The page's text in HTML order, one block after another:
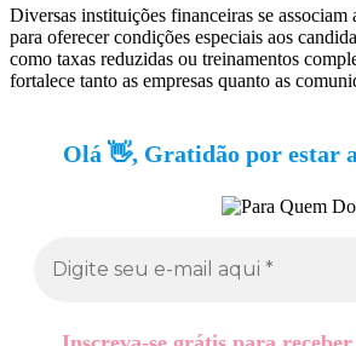
Diversas instituições financeiras se associam
para oferecer condições especiais aos
como taxas reduzidas ou treinamentos
fortalece tanto as empresas quanto as
Olá 👋, Gratidão por estar